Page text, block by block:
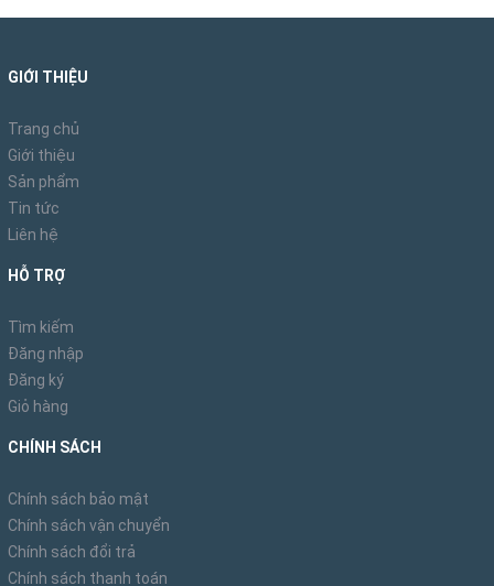
GIỚI THIỆU
Trang chủ
Giới thiệu
Sản phẩm
Tin tức
Liên hệ
HỖ TRỢ
Tìm kiếm
Đăng nhập
Đăng ký
Giỏ hàng
CHÍNH SÁCH
Chính sách bảo mật
Chính sách vận chuyển
Chính sách đổi trả
Chính sách thanh toán